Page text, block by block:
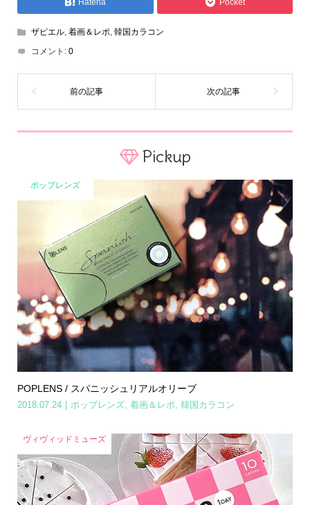
Hatena Pocket
ザピエル, 着画＆レポ, 韓国カラコン
コメント: 0
Pickup
ポップレンズ
POPLENS / スパニッシュリアルオリーブ
2018.07.24 ポップレンズ, 着画＆レポ, 韓国カラコン
ヴィヴィッドミューズ